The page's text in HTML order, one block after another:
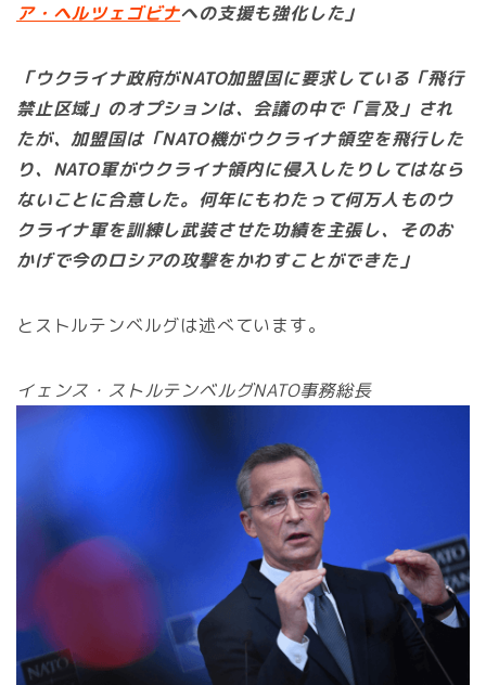
ア・ヘルツェゴビナへの支援も強化した」
「ウクライナ政府がNATO加盟国に要求している「飛行
禁止区域」のオプションは、会議の中で「言及」され
たが、加盟国は「NATO機がウクライナ領空を飛行した
り、NATO軍がウクライナ領内に侵入したりしてはなら
ないことに合意した。何年にもわたって何万人ものウ
クライナ軍を訓練し武装させた功績を主張し、そのお
かげで今のロシアの攻撃をかわすことができた」
とストルテンベルグは述べています。
イェンス・ストルテンベルグNATO事務総長